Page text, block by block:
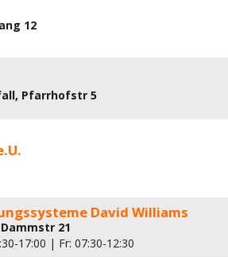
12
Pfarrhofstr 5
David Williams
21
17:00 | Fr: 07:30-12:30